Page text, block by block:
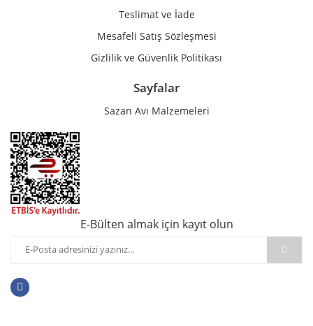
Teslimat ve İade
Mesafeli Satış Sözleşmesi
Gizlilik ve Güvenlik Politikası
Sayfalar
Sazan Avı Malzemeleri
E-Bülten almak için kayıt olun